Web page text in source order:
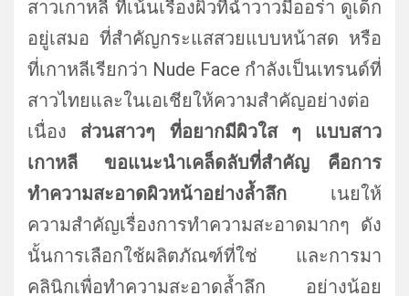
สาวเกาหลี ที่เน้นเรื่องผิวที่ฉ่ำวาวมีออร่า ดูเด็ก
อยู่เสมอ ที่สำคัญกระแสสวยแบบหน้าสด หรือ
ที่เกาหลีเรียกว่า Nude Face กำลังเป็นเทรนด์ที่
สาวไทยและในเอเชียให้ความสำคัญอย่างต่อ
เนื่อง ส่วนสาวๆ ที่อยากมีผิวใส ๆ แบบสาว
เกาหลี ขอแนะนำเคล็ดลับที่สำคัญ คือการ
ทำความสะอาดผิวหน้าอย่างล้ำลึก เนยให้
ความสำคัญเรื่องการทำความสะอาดมากๆ ดัง
นั้นการเลือกใช้ผลิตภัณฑ์ที่ใช่ และการมา
คลินิกเพื่อทำความสะอาดล้ำลึก อย่างน้อย